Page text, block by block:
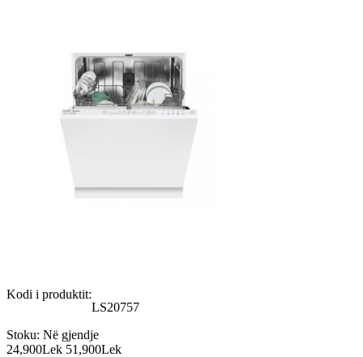
Kodi i produktit:
LS20757
Stoku: Në gjendje
24,900Lek 51,900Lek